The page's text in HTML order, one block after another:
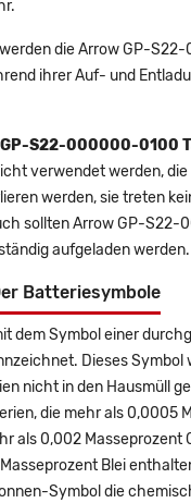
die Arrow GP-
ihrer Auf- und
S22-000000-0100
verwendet werden, die
werden, sie treten
sollten Arrow GP-
aufgeladen werden.
Batteriesymbole
dem Symbol einer
Dieses Symbol
nicht in den Hausmüll
die mehr als 0,0005
als 0,002 Masseprozent
Blei
Symbol die